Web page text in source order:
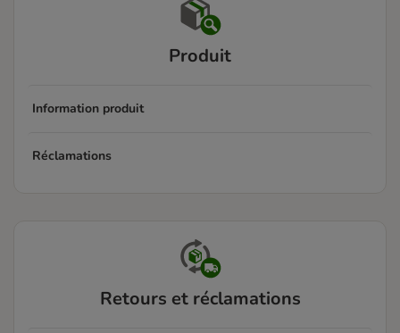
Produit
Information produit
Réclamations
Retours et réclamations